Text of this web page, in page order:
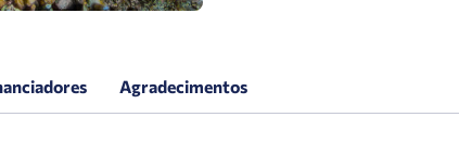
Agradecimentos